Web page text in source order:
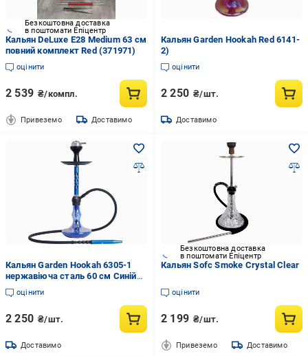
Безкоштовна доставка
в поштомати Епіцентр
Кальян DeLuxe E28 Medium 63 см
повний комплект Red (371971)
оцінити
2 539 ₴/компл.
Привеземо Доставимо
Кальян Garden Hookah Red 6141-
2)
оцінити
2 250 ₴/шт.
Доставимо
Кальян Garden Hookah 6305-1
нержавіюча сталь 60 см Синій
(17355)
оцінити
2 250 ₴/шт.
Доставимо
Безкоштовна доставка
в поштомати Епіцентр
Кальян Sofc Smoke Crystal Clear
оцінити
2 199 ₴/шт.
Привеземо Доставимо